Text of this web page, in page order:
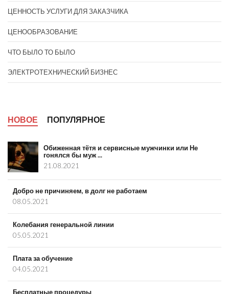
ЦЕННОСТЬ УСЛУГИ ДЛЯ ЗАКАЗЧИКА
ЦЕНООБРАЗОВАНИЕ
ЧТО БЫЛО ТО БЫЛО
ЭЛЕКТРОТЕХНИЧЕСКИЙ БИЗНЕС
НОВОЕ ПОПУЛЯРНОЕ
Обиженная тётя и сервисные мужчинки или Не
гонялся бы муж ...
21.08.2021
Добро не причиняем, в долг не работаем
08.05.2021
Колебания генеральной линии
05.05.2021
Плата за обучение
04.05.2021
Бесплатные процедуры